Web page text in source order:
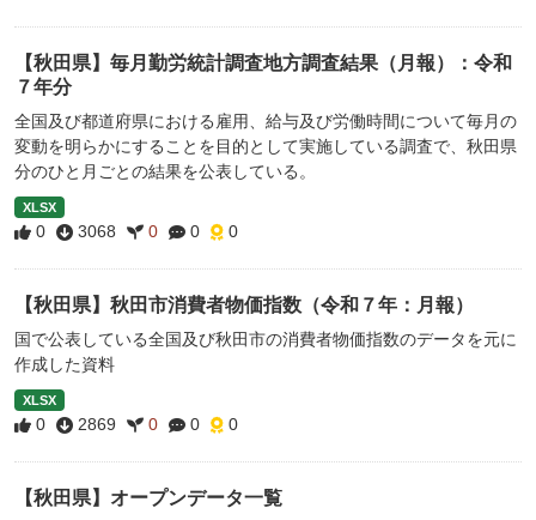
【秋田県】毎月勤労統計調査地方調査結果（月報）：令和
７年分
全国及び都道府県における雇用、給与及び労働時間について毎月の
変動を明らかにすることを目的として実施している調査で、秋田県
分のひと月ごとの結果を公表している。
XLSX
0 3068 0 0 0
【秋田県】秋田市消費者物価指数（令和７年：月報）
国で公表している全国及び秋田市の消費者物価指数のデータを元に
作成した資料
XLSX
0 2869 0 0 0
【秋田県】オープンデータ一覧